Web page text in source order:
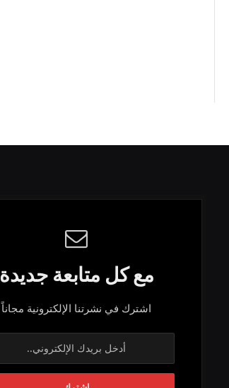
مع كل متابعة جديدة
اشترك في نشرتنا الإلكترونية مجاناً